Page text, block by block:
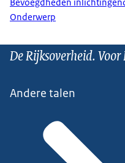
Onderwerp
De Rijksoverheid.
Andere talen